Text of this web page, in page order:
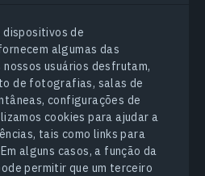
de
algumas das
usuários desfrutam,
de fotografias, salas de
configurações de
cookies para ajudar a
tais como links para
alguns casos, a função da
permitir que um terceiro